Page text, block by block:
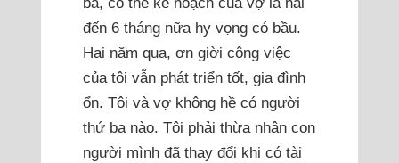
đến 6 tháng nữa hy vọng có bầu.
Hai năm qua, ơn giời công việc
của tôi vẫn phát triển tốt, gia đình
ổn. Tôi và vợ không hề có người
thứ ba nào. Tôi phải thừa nhận con
người mình đã thay đổi khi có tài